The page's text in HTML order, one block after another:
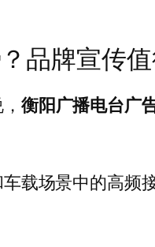
品牌宣传
衡阳广播电台广
载场景中的高频接